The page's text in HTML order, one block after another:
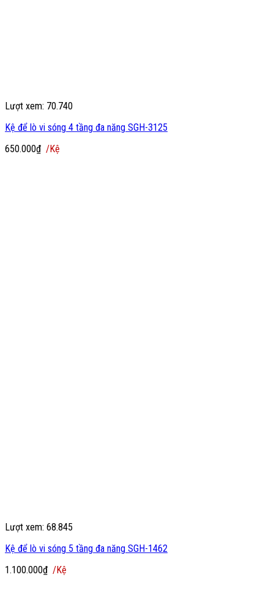
Lượt xem: 70.740
Kệ để lò vi sóng 4 tầng đa năng SGH-3125
650.000₫ /Kệ
Lượt xem: 68.845
Kệ để lò vi sóng 5 tầng đa năng SGH-1462
1.100.000₫ /Kệ